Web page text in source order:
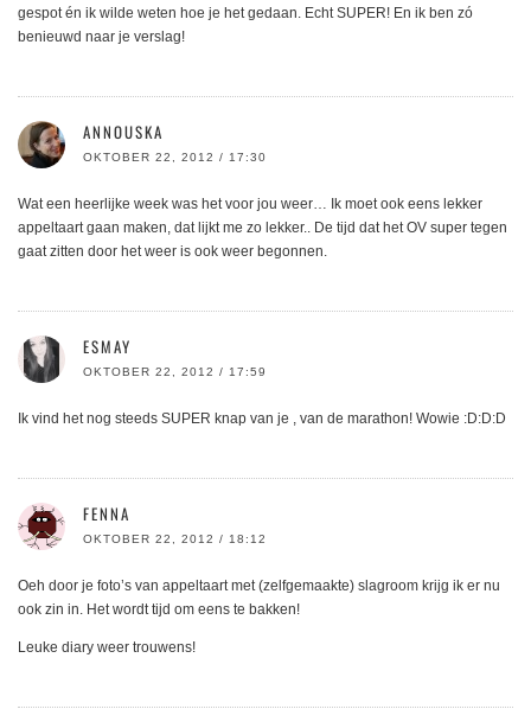
gespot én ik wilde weten hoe je het gedaan. Echt SUPER! En ik ben zó
benieuwd naar je verslag!
ANNOUSKA
OKTOBER 22, 2012 / 17:30
Wat een heerlijke week was het voor jou weer… Ik moet ook eens lekker
appeltaart gaan maken, dat lijkt me zo lekker.. De tijd dat het OV super tegen
gaat zitten door het weer is ook weer begonnen.
ESMAY
OKTOBER 22, 2012 / 17:59
Ik vind het nog steeds SUPER knap van je , van de marathon! Wowie :D:D:D
FENNA
OKTOBER 22, 2012 / 18:12
Oeh door je foto’s van appeltaart met (zelfgemaakte) slagroom krijg ik er nu
ook zin in. Het wordt tijd om eens te bakken!
Leuke diary weer trouwens!